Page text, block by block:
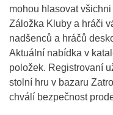
mohou hlasovat
Záložka Kluby a hráči
nadšenců a hráčů
Aktuální nabídka v
položek. Registrovaní
stolní hru v bazaru
chválí bezpečnost